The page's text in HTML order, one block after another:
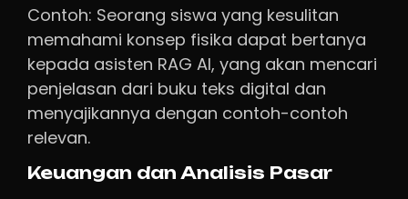
Contoh: Seorang siswa yang kesulitan
memahami konsep fisika dapat bertanya
kepada asisten RAG AI, yang akan mencari
penjelasan dari buku teks digital dan
menyajikannya dengan contoh-contoh
relevan.
Keuangan dan Analisis Pasar